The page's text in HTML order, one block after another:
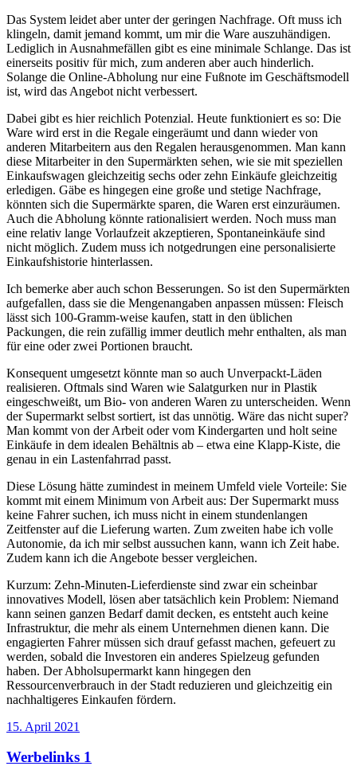
Das System leidet aber unter der geringen Nachfrage. Oft muss ich
klingeln, damit jemand kommt, um mir die Ware auszuhändigen.
Lediglich in Ausnahmefällen gibt es eine minimale Schlange. Das ist
einerseits positiv für mich, zum anderen aber auch hinderlich.
Solange die Online-Abholung nur eine Fußnote im Geschäftsmodell
ist, wird das Angebot nicht verbessert.
Dabei gibt es hier reichlich Potenzial. Heute funktioniert es so: Die
Ware wird erst in die Regale eingeräumt und dann wieder von
anderen Mitarbeitern aus den Regalen herausgenommen. Man kann
diese Mitarbeiter in den Supermärkten sehen, wie sie mit speziellen
Einkaufswagen gleichzeitig sechs oder zehn Einkäufe gleichzeitig
erledigen. Gäbe es hingegen eine große und stetige Nachfrage,
könnten sich die Supermärkte sparen, die Waren erst einzuräumen.
Auch die Abholung könnte rationalisiert werden. Noch muss man
eine relativ lange Vorlaufzeit akzeptieren, Spontaneinkäufe sind
nicht möglich. Zudem muss ich notgedrungen eine personalisierte
Einkaufshistorie hinterlassen.
Ich bemerke aber auch schon Besserungen. So ist den Supermärkten
aufgefallen, dass sie die Mengenangaben anpassen müssen: Fleisch
lässt sich 100-Gramm-weise kaufen, statt in den üblichen
Packungen, die rein zufällig immer deutlich mehr enthalten, als man
für eine oder zwei Portionen braucht.
Konsequent umgesetzt könnte man so auch Unverpackt-Läden
realisieren. Oftmals sind Waren wie Salatgurken nur in Plastik
eingeschweißt, um Bio- von anderen Waren zu unterscheiden. Wenn
der Supermarkt selbst sortiert, ist das unnötig. Wäre das nicht super?
Man kommt von der Arbeit oder vom Kindergarten und holt seine
Einkäufe in dem idealen Behältnis ab – etwa eine Klapp-Kiste, die
genau in ein Lastenfahrrad passt.
Diese Lösung hätte zumindest in meinem Umfeld viele Vorteile: Sie
kommt mit einem Minimum von Arbeit aus: Der Supermarkt muss
keine Fahrer suchen, ich muss nicht in einem stundenlangen
Zeitfenster auf die Lieferung warten. Zum zweiten habe ich volle
Autonomie, da ich mir selbst aussuchen kann, wann ich Zeit habe.
Zudem kann ich die Angebote besser vergleichen.
Kurzum: Zehn-Minuten-Lieferdienste sind zwar ein scheinbar
innovatives Modell, lösen aber tatsächlich kein Problem: Niemand
kann seinen ganzen Bedarf damit decken, es entsteht auch keine
Infrastruktur, die mehr als einem Unternehmen dienen kann. Die
engagierten Fahrer müssen sich drauf gefasst machen, gefeuert zu
werden, sobald die Investoren ein anderes Spielzeug gefunden
haben. Der Abholsupermarkt kann hingegen den
Ressourcenverbrauch in der Stadt reduzieren und gleichzeitig ein
nachhaltigeres Einkaufen fördern.
Veröffentlicht
15. April 2021
Werbelinks 1